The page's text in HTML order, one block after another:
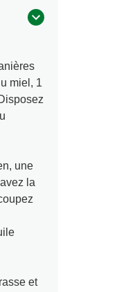
miel, 1
une
la
et